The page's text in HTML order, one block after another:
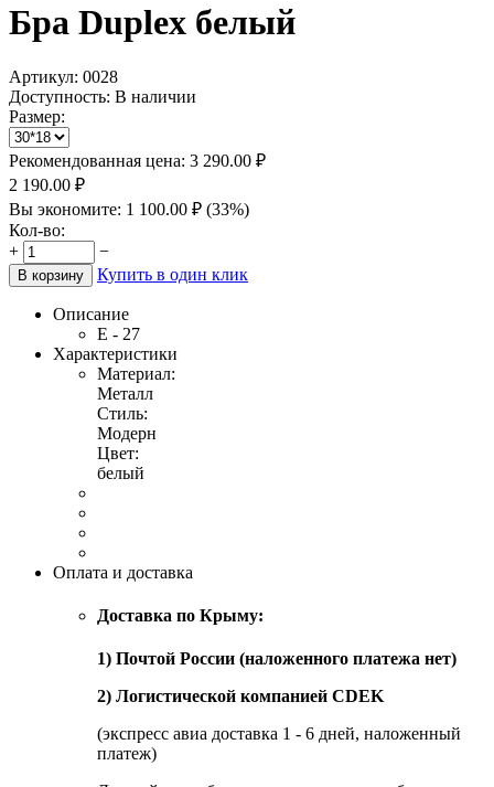
Бра Duplex белый
Артикул: 0028
Доступность: В наличии
Размер:
Рекомендованная цена: 3 290.00 ₽
2 190.00 ₽
Вы экономите: 1 100.00 ₽ (33%)
Кол-во:
+
−
В корзину Купить в один клик
Описание
Е - 27
Характеристики
Материал:
Металл
Стиль:
Модерн
Цвет:
белый
Оплата и доставка
Доставка по Крыму:
1) Почтой России (наложенного платежа нет)
2) Логистической компанией CDEK
(экспресс авиа доставка 1 - 6 дней, наложенный
платеж)